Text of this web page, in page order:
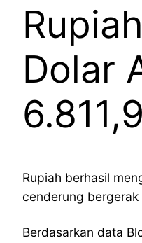
Dolar
Rupiah berhasil
cenderung
Berdasarkan data